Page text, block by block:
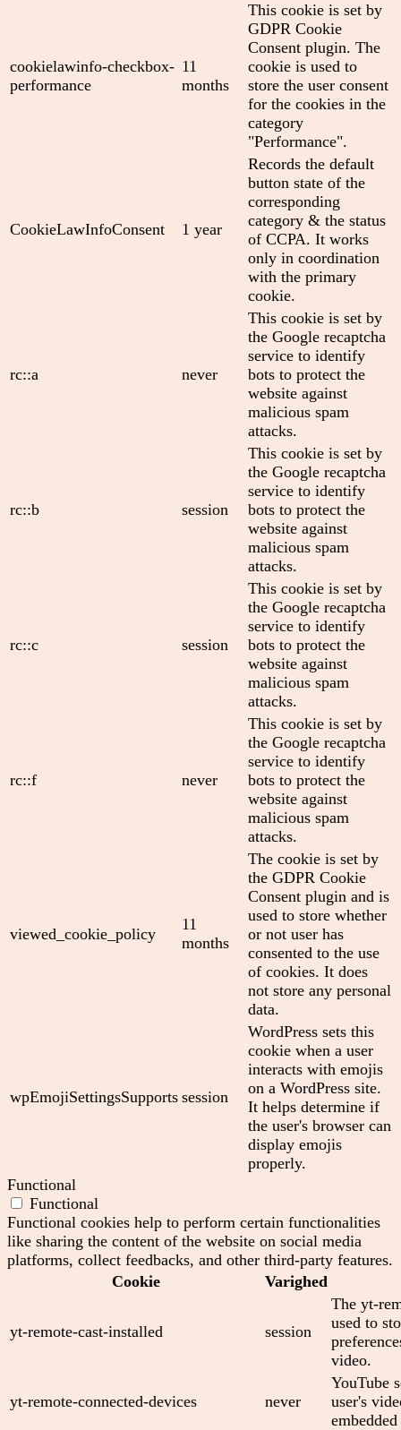
cookielawinfo-checkbox-
performance
11
months
This cookie is set by
GDPR Cookie
Consent plugin. The
cookie is used to
store the user consent
for the cookies in the
category
"Performance".
CookieLawInfoConsent 1 year
Records the default
button state of the
corresponding
category & the status
of CCPA. It works
only in coordination
with the primary
cookie.
rc::a never
This cookie is set by
the Google recaptcha
service to identify
bots to protect the
website against
malicious spam
attacks.
rc::b session
This cookie is set by
the Google recaptcha
service to identify
bots to protect the
website against
malicious spam
attacks.
rc::c session
This cookie is set by
the Google recaptcha
service to identify
bots to protect the
website against
malicious spam
attacks.
rc::f never
This cookie is set by
the Google recaptcha
service to identify
bots to protect the
website against
malicious spam
attacks.
viewed_cookie_policy
11
months
The cookie is set by
the GDPR Cookie
Consent plugin and is
used to store whether
or not user has
consented to the use
of cookies. It does
not store any personal
data.
wpEmojiSettingsSupports session
WordPress sets this
cookie when a user
interacts with emojis
on a WordPress site.
It helps determine if
the user's browser can
display emojis
properly.
Functional
Functional
Functional cookies help to perform certain functionalities
like sharing the content of the website on social media
platforms, collect feedbacks, and other third-party features.
Cookie
Varighed
yt-remote-cast-installed session
The yt-
used to
video.
yt-remote-connected-devices never
YouTube
user's